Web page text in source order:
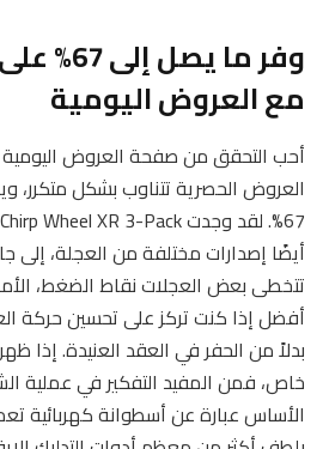
مع العروض اليومية
العروض الحصرية تتناوب بشكل متكرر،
أيضًا إصدارات مختلفة من العجلة، إلى
تتخطى بعض العجلات نقاط الضغط،
أفضل إذا كنت تركز على تحسين حركة
خاص، فمن المفيد التفكير في عملية
الأساس عبارة عن أسطوانة كهربائية